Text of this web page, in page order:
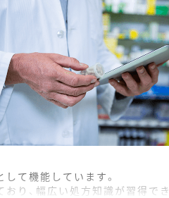
て機能しています。
り、幅広い処方知識が習得でき